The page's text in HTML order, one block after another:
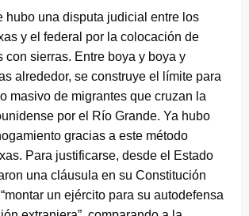
hubo una disputa judicial entre los
y el federal por la colocación de
con sierras. Entre boya y boya y
alrededor, se construye el límite para
masivo de migrantes que cruzan la
por el Río Grande. Ya hubo
gracias a este método
Para justificarse, desde el Estado
una cláusula en su Constitución
un ejército para su autodefensa